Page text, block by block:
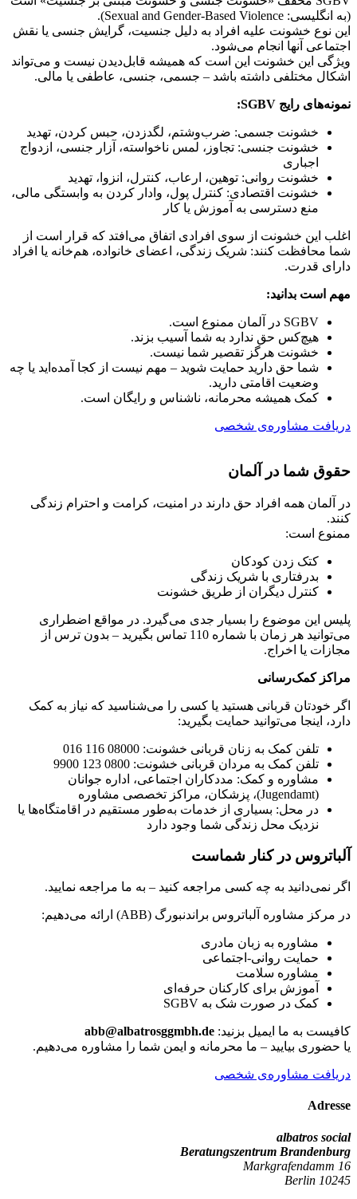
(به انگلیسی: Sexual and Gender-Based Violence).
این نوع خشونت علیه افراد به دلیل جنسیت، گرایش جنسی یا نقش
اجتماعی آنها انجام می‌شود.
ویژگی این خشونت این است که همیشه قابل‌دیدن نیست و می‌تواند
اشکال مختلفی داشته باشد – جسمی، جنسی، عاطفی یا مالی.
نمونه‌های رایج
خشونت جسمی: ضرب‌وشتم، لگدزدن، حبس کردن، تهدید
خشونت جنسی: تجاوز، لمس ناخواسته، آزار جنسی، ازدواج
اجباری
خشونت روانی: توهین، ارعاب، کنترل، انزوا، تهدید
خشونت اقتصادی: کنترل پول، وادار کردن به وابستگی مالی،
منع دسترسی به آموزش یا کار
اغلب این خشونت از سوی افرادی اتفاق می‌افتد که قرار است از
شما محافظت کنند: شریک زندگی، اعضای خانواده، هم‌خانه یا افراد
دارای قدرت.
مهم است بدانید:
SGBV در آلمان ممنوع است.
هیچ‌کس حق ندارد به شما آسیب بزند.
خشونت هرگز تقصیر شما نیست.
شما حق دارید حمایت شوید – مهم نیست از کجا آمده‌اید یا چه
وضعیت اقامتی دارید.
کمک همیشه محرمانه، ناشناس و رایگان است.
دریافت مشاوره‌ی شخصی
حقوق شما در آلمان
در آلمان همه افراد حق دارند در امنیت، کرامت و احترام زندگی
کنند.
ممنوع است:
کتک زدن کودکان
بدرفتاری با شریک زندگی
کنترل دیگران از طریق خشونت
پلیس این موضوع را بسیار جدی می‌گیرد. در مواقع اضطراری
می‌توانید هر زمان با شماره 110 تماس بگیرید – بدون ترس از
مجازات یا اخراج.
مراکز کمک‌رسانی
اگر خودتان قربانی هستید یا کسی را می‌شناسید که نیاز به کمک
دارد، اینجا می‌توانید حمایت بگیرید:
تلفن کمک به زنان قربانی خشونت: 08000 116 016
تلفن کمک به مردان قربانی خشونت: 0800 123 9900
مشاوره و کمک: مددکاران اجتماعی، اداره جوانان
(Jugendamt)، پزشکان، مراکز تخصصی مشاوره
در محل: بسیاری از خدمات به‌طور مستقیم در اقامتگاه‌ها یا
نزدیک محل زندگی شما وجود دارد
آلباتروس در کنار شماست
اگر نمی‌دانید به چه کسی مراجعه کنید – به ما مراجعه نمایید.
در مرکز مشاوره آلباتروس براندنبورگ (ABB) ارائه می‌دهیم:
مشاوره به زبان مادری
حمایت روانی-اجتماعی
مشاوره سلامت
آموزش برای کارکنان حرفه‌ای
کمک در صورت شک به SGBV
کافیست به ما ایمیل بزنید: abb@albatrosggmbh.de
یا حضوری بیایید – ما محرمانه و ایمن شما را مشاوره می‌دهیم.
دریافت مشاوره‌ی شخصی
Adresse
albatros social
Beratungszentrum Brandenburg
Markgrafendamm 16
10245 Berlin